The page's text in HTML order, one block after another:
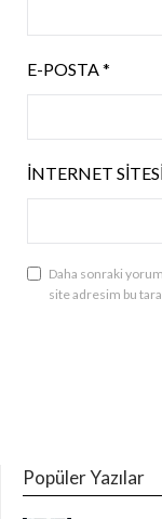
E-POSTA*
İNTERNET
Daha sonraki
site adresim bu
Popüler Yazılar